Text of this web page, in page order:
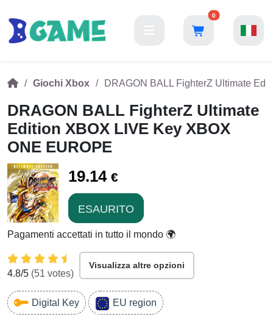
0
Giochi Xbox DRAGON BALL FighterZ Ultimate
DRAGON BALL FighterZ Ultimate
Edition XBOX LIVE Key XBOX
ONE EUROPE
19.14 €
ESAURITO
Pagamenti accettati in tutto il mondo 🌍
4.8/5 (51 votes)
Visualizza altre opzioni
Digital Key EU region